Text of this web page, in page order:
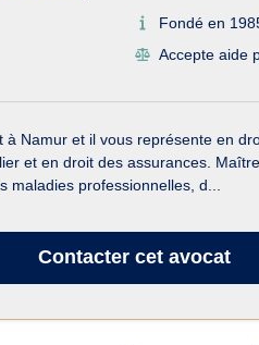
Fondé en
Accepte aide
à Namur et il vous représente en
et en droit des assurances.
professionnelles, d...
Contacter cet avocat